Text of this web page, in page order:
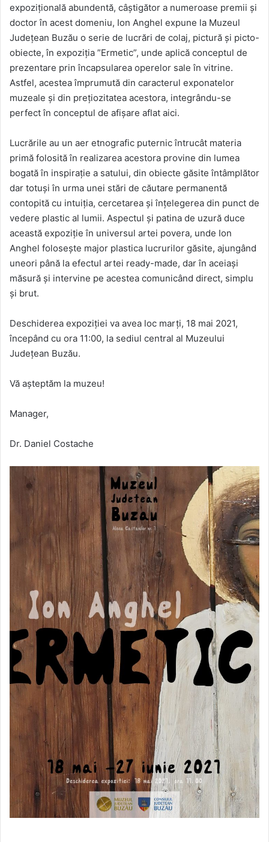
expozițională abundentă, câștigător a numeroase premii și
doctor în acest domeniu, Ion Anghel expune la Muzeul
Județean Buzău o serie de lucrări de colaj, pictură și picto-
obiecte, în expoziția ”Ermetic”, unde aplică conceptul de
prezentare prin încapsularea operelor sale în vitrine.
Astfel, acestea împrumută din caracterul exponatelor
muzeale și din prețiozitatea acestora, integrându-se
perfect în conceptul de afișare aflat aici.
Lucrările au un aer etnografic puternic întrucât materia
primă folosită în realizarea acestora provine din lumea
bogată în inspirație a satului, din obiecte găsite întâmplător
dar totuși în urma unei stări de căutare permanentă
contopită cu intuiția, cercetarea și înțelegerea din punct de
vedere plastic al lumii. Aspectul și patina de uzură duce
această expoziție în universul artei povera, unde Ion
Anghel folosește major plastica lucrurilor găsite, ajungând
uneori până la efectul artei ready-made, dar în aceiași
măsură și intervine pe acestea comunicând direct, simplu
și brut.
Deschiderea expoziției va avea loc marți, 18 mai 2021,
începând cu ora 11:00, la sediul central al Muzeului
Județean Buzău.
Vă așteptăm la muzeu!
Manager,
Dr. Daniel Costache